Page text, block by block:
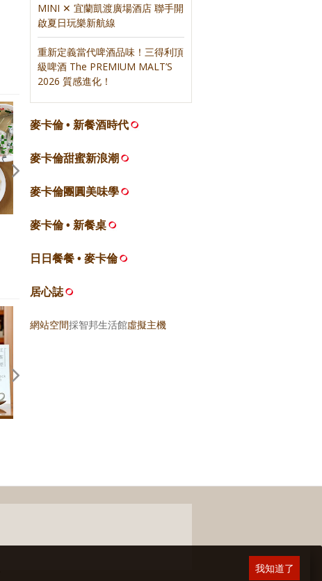
且談，《2022 米其林指南》「必
MINI ✕ 宜蘭凱渡廣場酒店 聯手開
啟夏日玩樂新航線
重新定義當代啤酒品味！三得利頂
級啤酒 The PREMIUM MALT’S
2026 質感進化！
麥卡倫 • 新餐酒時代
麥卡倫甜蜜新浪潮
麥卡倫團圓美味學
麥卡倫 • 新餐桌
日日餐餐 • 麥卡倫
居心誌
網站空間採智邦生活館虛擬主機
我知道了